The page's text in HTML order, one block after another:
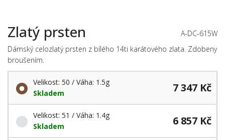
Zlatý prsten
A-DC-615W
Dámský celozlatý prsten z bílého 14ti karátového zlata. Zdobeny
broušením.
Velikost: 50 / Váha: 1.5g
Skladem
7 347 Kč
Velikost: 51 / Váha: 1.4g
Skladem
6 857 Kč